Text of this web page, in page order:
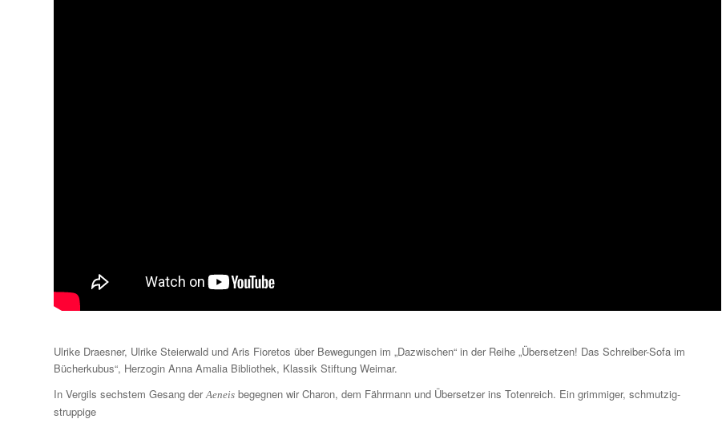
Ulrike Draesner, Ulrike Steierwald und Aris Fioretos über Bewegungen im „Dazwischen“ in der Reihe „Übersetzen! Das Schreiber-Sofa im
Bücherkubus“, Herzogin Anna Amalia Bibliothek, Klassik Stiftung Weimar.
In Vergils sechstem Gesang derAeneis begegnen wir Charon, dem Fährmann und Übersetzer ins Totenreich. Ein grimmiger, schmutzig-
struppige